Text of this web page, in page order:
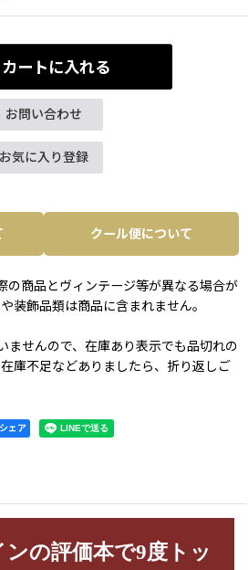
カートに入れる
お問い合わせ
お気に入り登録
クール便について
の商品とヴィンテージ等が異なる場合が
装飾品類は商品に含まれません。
ませんので、在庫あり表示でも品切れの
庫不足などありましたら、折り返しご
ェア
の評価本で9度トッ